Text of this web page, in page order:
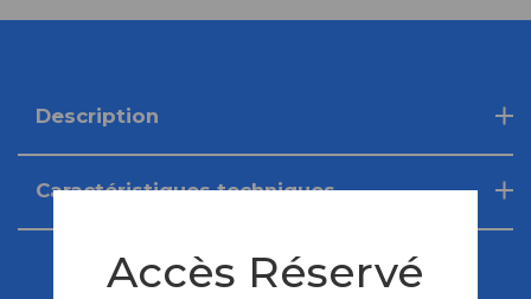
Description
Caractéristiques techniques
Accès Réservé